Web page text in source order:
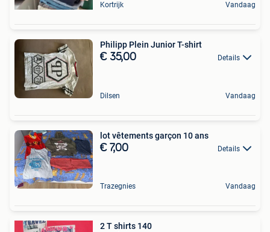
Kortrijk Vandaag
Philipp Plein Junior T-shirt
€ 35,00 Details
Dilsen Vandaag
lot vêtements garçon 10 ans
€ 7,00 Details
Trazegnies Vandaag
2 T shirts 140